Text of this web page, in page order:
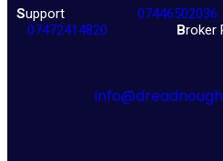
Support 07446502036
07472414820 B